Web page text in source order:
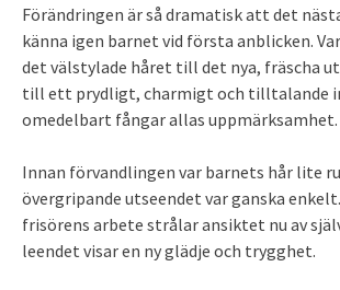
Förändringen är så dramatisk att det
känna igen barnet vid första anblicken.
det välstylade håret till det nya, fräscha
till ett prydligt, charmigt och tilltalande
omedelbart fångar allas uppmärksamhet.
Innan förvandlingen var barnets hår lite
övergripande utseendet var ganska
frisörens arbete strålar ansiktet nu av
leendet visar en ny glädje och trygghet.